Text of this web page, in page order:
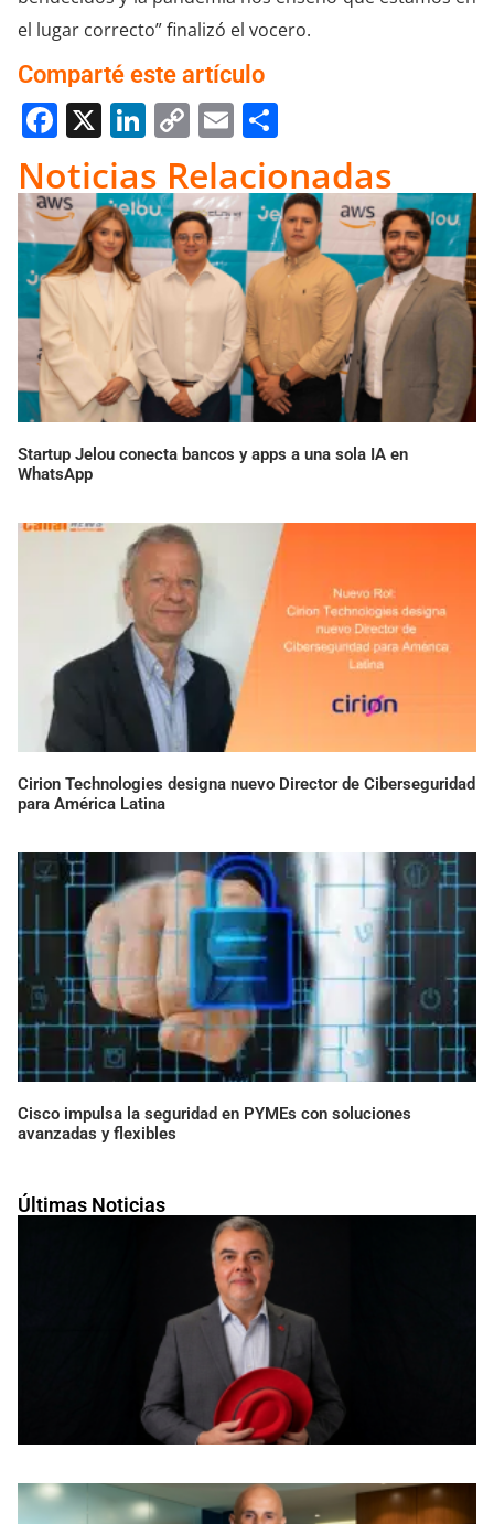
Últimas Noticias
el lugar correcto” finalizó el vocero.
Comparté este artículo
Facebook
X LinkedIn
Copy
Link
Email
Noticias Relacionadas
Startup Jelou conecta bancos y apps a una sola IA en
WhatsApp
Cirion Technologies designa nuevo Director de Ciberseguridad
para América Latina
Cisco impulsa la seguridad en PYMEs con soluciones
avanzadas y flexibles